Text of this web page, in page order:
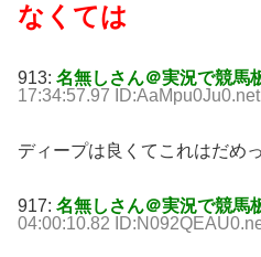
なくては
913: 名無しさん＠実況で競馬
17:34:57.97 ID:AaMpu0Ju0.net
ディープは良くてこれはだめ
917: 名無しさん＠実況で競馬
04:00:10.82